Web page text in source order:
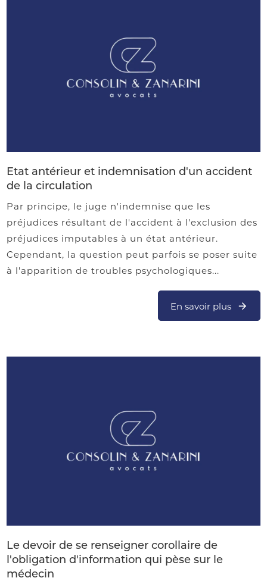
Etat antérieur et indemnisation d'un accident
de la circulation
Par principe, le juge n'indemnise que les
préjudices résultant de l'accident à l'exclusion des
préjudices imputables à un état antérieur.
Cependant, la question peut parfois se poser suite
à l'apparition de troubles psychologiques...
En savoir plus
Le devoir de se renseigner corollaire de
l'obligation d'information qui pèse sur le
médecin